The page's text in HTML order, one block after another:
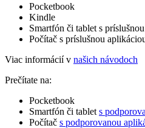
Pocketbook
Kindle
Smartfón či tablet s
Počítač s príslušnou
Viac informácií v našich návodoch
Prečítate na:
Pocketbook
Smartfón či tablet s
Počítač s podporovanou